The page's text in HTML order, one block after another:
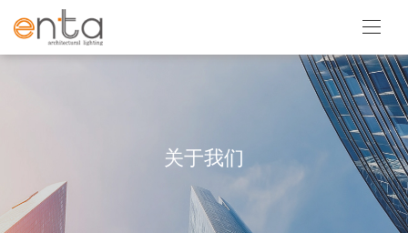
关于我们